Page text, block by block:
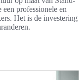
professionele en
Het is de investering